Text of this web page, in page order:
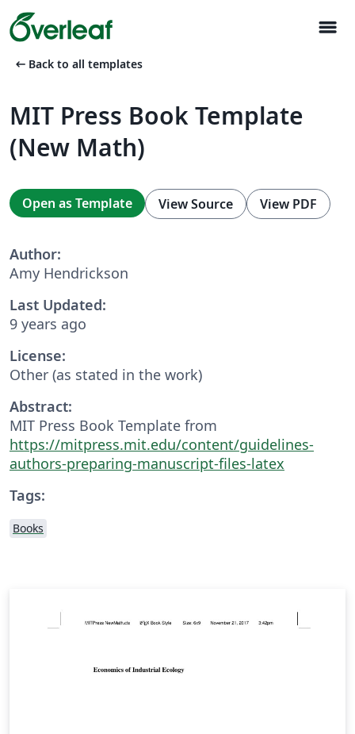
menu
arrow_left_alt Back to all templates
MIT Press Book Template
(New Math)
Open as Template View Source View PDF
Author:
Amy Hendrickson
Last Updated:
9 years ago
License:
Other (as stated in the work)
Abstract:
MIT Press Book Template from
https://mitpress.mit.edu/content/guidelines-
authors-preparing-manuscript-files-latex
Tags:
Books